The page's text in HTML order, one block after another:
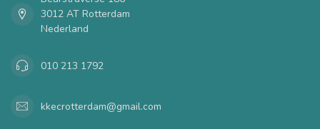
3012 AT Rotterdam
Nederland
010 213 1792
kkecrotterdam@gmail.com